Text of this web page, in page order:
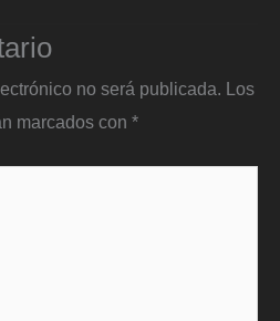
no será publicada.
Los
marcados con *